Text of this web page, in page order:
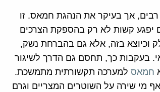
אך בעיקר את הנהגת חמאס. זו
יפגע קשות לא רק בהספקת הצרכים
וכיוצא בזה, אלא גם בהברחת נשק,
בעקבות כך, תחסם גם הדרך לשיגור
חמאס למערכה תקשורתית מתמשכת.
מי שירה על השוטרים המצריים וגרם